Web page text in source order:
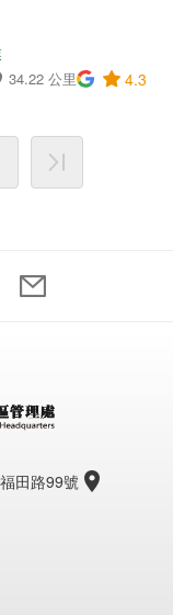
34.22 公里 4.3
田路99號